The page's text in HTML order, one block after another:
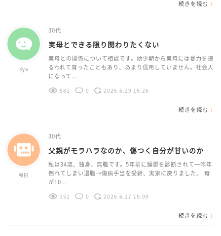
続きを読む
Kya
30代
実母とできる限り関わりたくない
実母との関係について相談です。幼少期から実母には暴力を振
るわれて育ったこともあり、あまり信用していません。社会人
になって...
581 0 2026.6.29 16:26
続きを読む
種田
30代
父親がモラハラなのか、傷つく自分が甘いのか
私は34歳、独身、無職です。5年前に躁鬱を診断されて一昨年
倒れてしまい退職→傷病手当を受給、実家に戻りました。 母
が10...
351 0 2026.6.27 15:09
続きを読む